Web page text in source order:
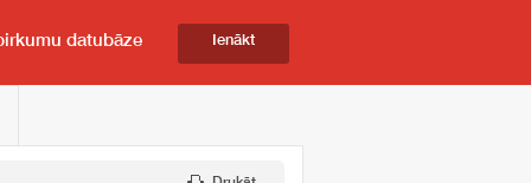
datubāze Ienākt